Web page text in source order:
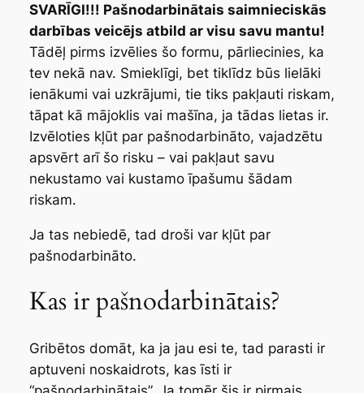
SVARĪGI!!! Pašnodarbinātais saimnieciskās
darbības veicējs atbild ar visu savu mantu!
Tādēļ pirms izvēlies šo formu, pārliecinies, ka
tev nekā nav. Smieklīgi, bet tiklīdz būs lielāki
ienākumi vai uzkrājumi, tie tiks pakļauti riskam,
tāpat kā mājoklis vai mašīna, ja tādas lietas ir.
Izvēloties kļūt par pašnodarbināto, vajadzētu
apsvērt arī šo risku – vai pakļaut savu
nekustamo vai kustamo īpašumu šādam
riskam.
Ja tas nebiedē, tad droši var kļūt par
pašnodarbināto.
Kas ir pašnodarbinātais?
Gribētos domāt, ka ja jau esi te, tad parasti ir
aptuveni noskaidrots, kas īsti ir